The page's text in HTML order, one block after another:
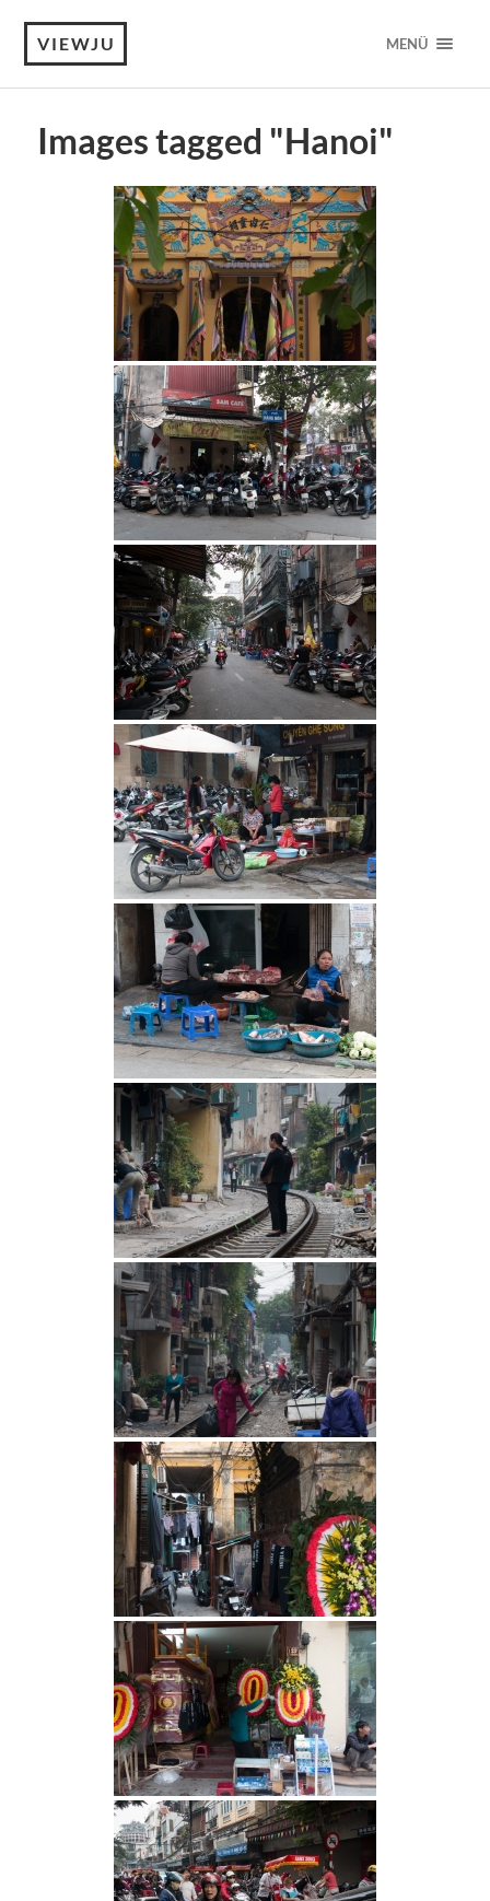
VIEWJU MENÜ
Images tagged "Hanoi"